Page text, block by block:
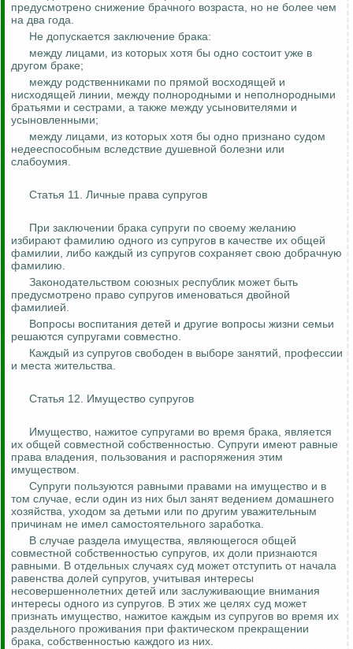
предусмотрено снижение брачного возраста, но не более чем
на два года.
Не допускается заключение брака:
между лицами, из которых хотя бы одно состоит уже в
другом браке;
между родственниками по прямой восходящей и
нисходящей линии, между полнородными и неполнородными
братьями и сестрами, а также между усыновителями и
усыновленными;
между лицами, из которых хотя бы одно признано судом
недееспособным вследствие душевной болезни или
слабоумия.
Статья 11. Личные права супругов
При заключении брака супруги по своему желанию
избирают фамилию одного из супругов в качестве их общей
фамилии, либо каждый из супругов сохраняет свою добрачную
фамилию.
Законодательством союзных республик может быть
предусмотрено право супругов именоваться двойной
фамилией.
Вопросы воспитания детей и другие вопросы жизни семьи
решаются супругами совместно.
Каждый из супругов свободен в выборе занятий, профессии
и места жительства.
Статья 12. Имущество супругов
Имущество, нажитое супругами во время брака, является
их общей совместной собственностью. Супруги имеют равные
права владения, пользования и распоряжения этим
имуществом.
Супруги пользуются равными правами на имущество и в
том случае, если один из них был занят ведением домашнего
хозяйства, уходом за детьми или по другим уважительным
причинам не имел самостоятельного заработка.
В случае раздела имущества, являющегося общей
совместной собственностью супругов, их доли признаются
равными. В отдельных случаях суд может отступить от начала
равенства долей супругов, учитывая интересы
несовершеннолетних детей или заслуживающие внимания
интересы одного из супругов. В этих же целях суд может
признать имущество, нажитое каждым из супругов во время их
раздельного проживания при фактическом прекращении
брака, собственностью каждого из них.